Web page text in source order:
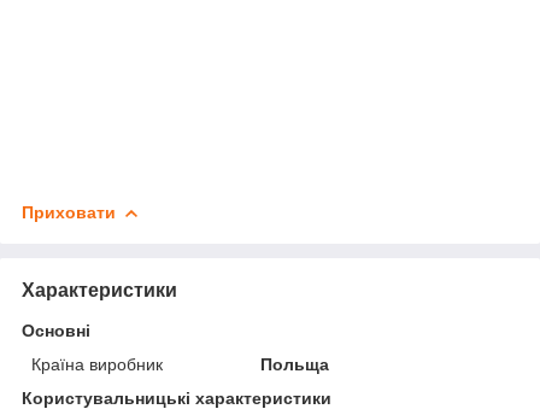
Приховати
Характеристики
Основні
Країна виробник
Польща
Користувальницькі характеристики